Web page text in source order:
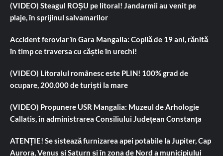
(VIDEO) Steagul ROȘU pe litoral! Jandarmii au venit pe
plaje, în sprijinul salvamarilor
Accident feroviar în Gara Mangalia: Copilă de 19 ani, rănită
în timp ce traversa cu căștie în urechi!
(VIDEO) Litoralul românesc este PLIN! 100% grad de
ocupare, 200.000 de turiști la mare
(VIDEO) Propunere USR Mangalia: Muzeul de Arhologie
Callatis, în administrarea Consiliului Județean Constanța
ATENȚIE! Se sistează furnizarea apei potabile la Jupiter, Cap
Aurora, Venus și Saturn și în zona de Nord a municipiului